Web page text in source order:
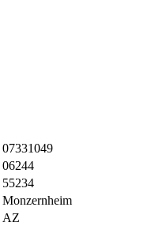
07331049
06244
55234
Monzernheim
AZ